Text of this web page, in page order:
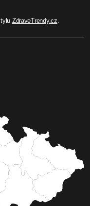
ZdraveTrendy.cz